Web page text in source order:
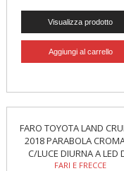
FARO TOYOTA LAND
2018 PARABOLA
C/LUCE DIURNA A LED
FARI E FRECCE